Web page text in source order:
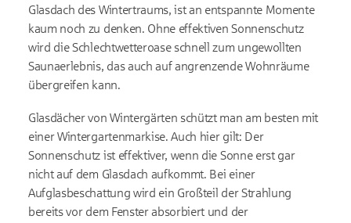
Glasdach des Wintertraums, ist an entspannte Momente
kaum noch zu denken. Ohne effektiven Sonnenschutz
wird die Schlechtwetteroase schnell zum ungewollten
Saunaerlebnis, das auch auf angrenzende Wohnräume
übergreifen kann.
Glasdächer von Wintergärten schützt man am besten mit
einer Wintergartenmarkise. Auch hier gilt: Der
Sonnenschutz ist effektiver, wenn die Sonne erst gar
nicht auf dem Glasdach aufkommt. Bei einer
Aufglasbeschattung wird ein Großteil der Strahlung
bereits vor dem Fenster absorbiert und der